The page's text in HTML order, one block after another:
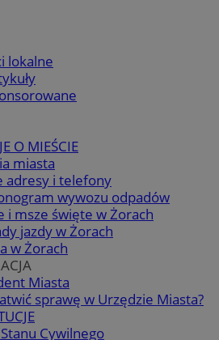
lokalne
O MIEŚCIE
miasta
adresy i telefony
wywozu odpadów
i msze święte w Żorach
jazdy w Żorach
w Żorach
Miasta
sprawę w Urzędzie Miasta?
Cywilnego